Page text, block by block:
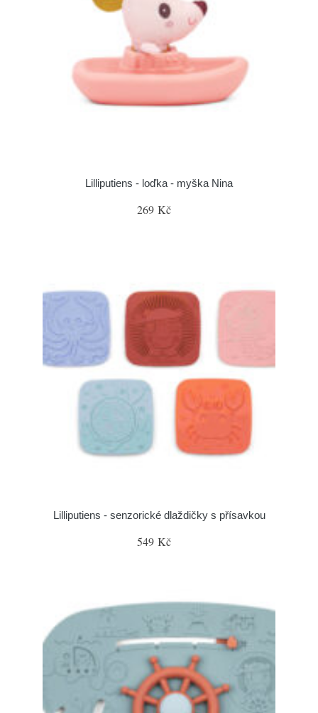
Lilliputiens - loďka - myška Nina
269 Kč
Lilliputiens - senzorické dlaždičky s přísavkou
549 Kč